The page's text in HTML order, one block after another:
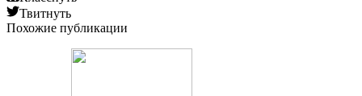
Твитнуть
Похожие публикации